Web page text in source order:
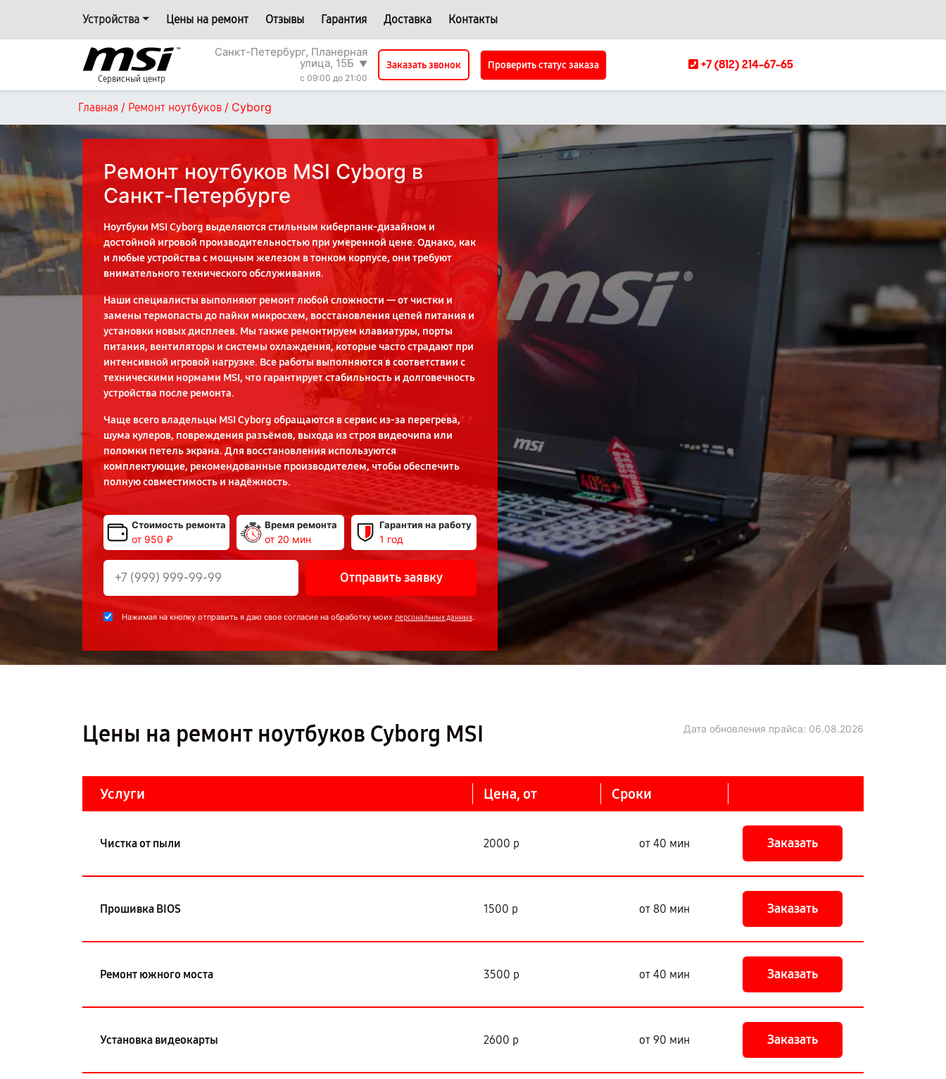
Устройства Цены на ремонт Отзывы Гарантия Доставка Контакты
Сервисный центр
Санкт-Петербург, Планерная
улица, 15Б ▼
c 09:00 до 21:00
Заказать звонок Проверить статус заказа +7 (812) 214-67-65
Главная / Ремонт ноутбуков / Cyborg
Ремонт ноутбуков MSI Cyborg в
Санкт-Петербурге
Ноутбуки MSI Cyborg выделяются стильным киберпанк-дизайном и
достойной игровой производительностью при умеренной цене. Однако, как
и любые устройства с мощным железом в тонком корпусе, они требуют
внимательного технического обслуживания.
Наши специалисты выполняют ремонт любой сложности — от чистки и
замены термопасты до пайки микросхем, восстановления цепей питания и
установки новых дисплеев. Мы также ремонтируем клавиатуры, порты
питания, вентиляторы и системы охлаждения, которые часто страдают при
интенсивной игровой нагрузке. Все работы выполняются в соответствии с
техническими нормами MSI, что гарантирует стабильность и долговечность
устройства после ремонта.
Чаще всего владельцы MSI Cyborg обращаются в сервис из-за перегрева,
шума кулеров, повреждения разъёмов, выхода из строя видеочипа или
поломки петель экрана. Для восстановления используются
комплектующие, рекомендованные производителем, чтобы обеспечить
полную совместимость и надёжность.
Стоимость ремонта
от 950 ₽
Время ремонта
от 20 мин
Гарантия на работу
1 год
Отправить заявку
Нажимая на кнопку отправить я даю свое согласие на обработку моих персональных данных.
Цены на ремонт ноутбуков Cyborg MSI Дата обновления прайса: 06.08.2026
Услуги Цена, от Сроки
Чистка от пыли 2000 р от 40 мин Заказать
Прошивка BIOS 1500 р от 80 мин Заказать
Ремонт южного моста 3500 р от 40 мин Заказать
Установка видеокарты 2600 р от 90 мин Заказать